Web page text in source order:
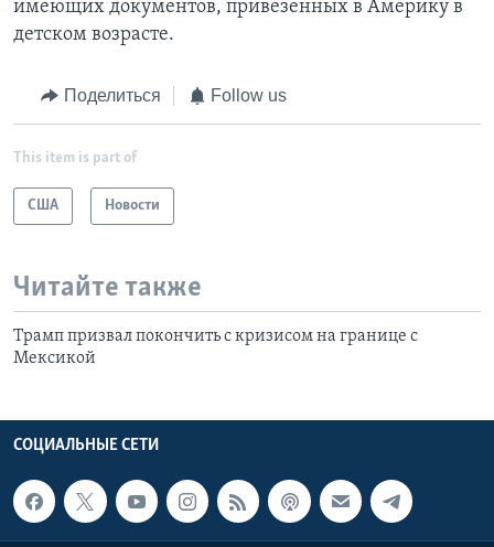
имеющих документов, привезенных в Америку в
детском возрасте.
Поделиться Follow us
This item is part of
США Новости
Читайте также
Трамп призвал покончить с кризисом на границе с
Мексикой
СОЦИАЛЬНЫЕ СЕТИ